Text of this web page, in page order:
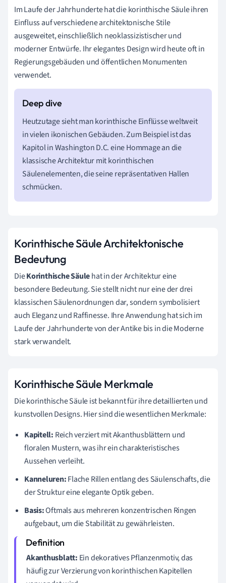
Im Laufe der Jahrhunderte hat die korinthische Säule ihren
Einfluss auf verschiedene architektonische Stile
ausgeweitet, einschließlich neoklassizistischer und
moderner Entwürfe. Ihr elegantes Design wird heute oft in
Regierungsgebäuden und öffentlichen Monumenten
verwendet.
Heutzutage sieht man korinthische Einflüsse weltweit
in vielen ikonischen Gebäuden. Zum Beispiel ist das
Kapitol in Washington D.C. eine Hommage an die
klassische Architektur mit korinthischen
Säulenelementen, die seine repräsentativen Hallen
schmücken.
Korinthische Säule Architektonische
Bedeutung
DieKorinthische Säulehat in der Architektur eine
besondere Bedeutung. Sie stellt nicht nur eine der drei
klassischen Säulenordnungen dar, sondern symbolisiert
auch Eleganz und Raffinesse. Ihre Anwendung hat sich im
Laufe der Jahrhunderte von der Antike bis in die Moderne
stark verwandelt.
Korinthische Säule Merkmale
Die korinthische Säule ist bekannt für ihre detaillierten und
kunstvollen Designs. Hier sind die wesentlichen Merkmale:
Kapitell: Reich verziert mit Akanthusblättern und
floralen Mustern, was ihr ein charakteristisches
Aussehen verleiht.
Kanneluren:Flache Rillen entlang des Säulenschafts, die
der Struktur eine elegante Optik geben.
Basis:Oftmals aus mehreren konzentrischen Ringen
aufgebaut, um die Stabilität zu gewährleisten.
Akanthusblatt: Ein dekoratives Pflanzenmotiv, das
häufig zur Verzierung von korinthischen Kapitellen